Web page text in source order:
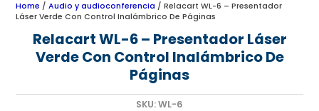
Home /Audio y audioconferencia / Relacart WL-6 – Presentador
Láser Verde Con Control Inalámbrico De Páginas
Relacart WL-6 – Presentador Láser
Verde Con Control Inalámbrico De
Páginas
SKU:WL-6